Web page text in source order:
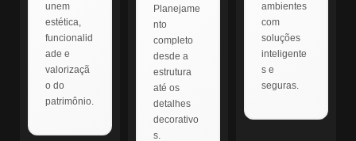
unem
estética,
funcionalid
ade e
valorizaçã
o do
patrimônio.
Planejame
nto
completo
desde a
estrutura
até os
detalhes
decorativo
s.
ambientes
com
soluções
inteligente
s e
seguras.